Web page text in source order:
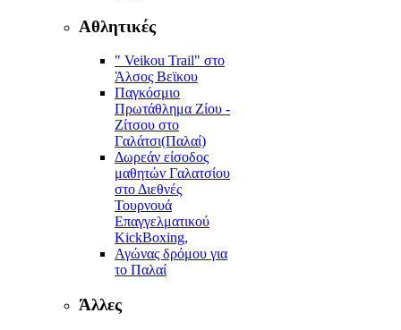
Αθλητικές
" Veikou Trail" στο
Άλσος Βεϊκου
Παγκόσμιο
Πρωτάθλημα Ζίου -
Ζίτσου στο
Γαλάτσι(Παλαί)
Δωρεάν είσοδος
μαθητών Γαλατσίου
στο Διεθνές
Τουρνουά
Επαγγελματικού
KickBoxing,
Αγώνας δρόμου για
το Παλαί
Άλλες